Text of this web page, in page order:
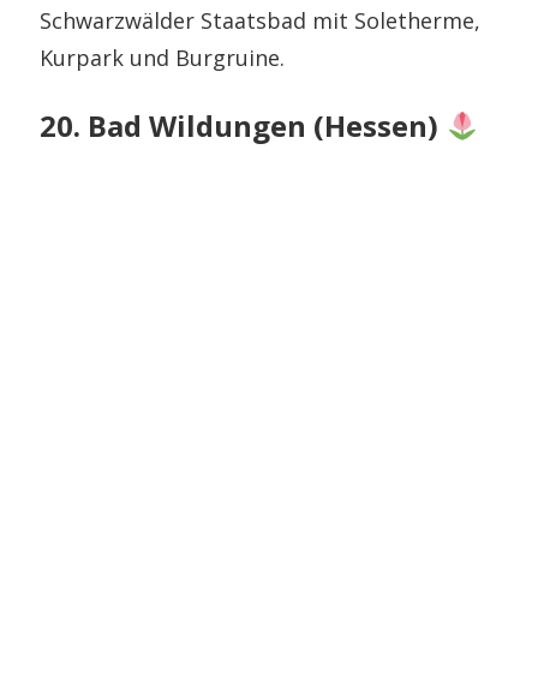
Schwarzwälder Staatsbad mit Soletherme,
Kurpark und Burgruine.
20. Bad Wildungen (Hessen)